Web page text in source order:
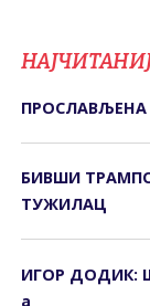
БИВШИ
ТУЖИЛАЦ
ИГОР ДОДИК:
а